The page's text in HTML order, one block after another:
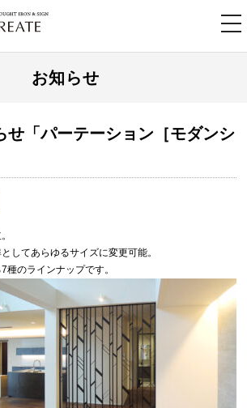
お知らせ
せ「パーテーション［モダンシ
してあらゆるサイズに変更可能。
種のラインナップです。